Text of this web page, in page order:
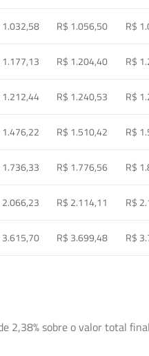
1.032,58 R$ 1.056,50 R$
1.177,13 R$ 1.204,40 R$
1.212,44 R$ 1.240,53 R$
1.476,22 R$ 1.510,42 R$
1.736,33 R$ 1.776,56 R$
2.066,23 R$ 2.114,11 R$
3.615,70 R$ 3.699,48 R$
2,38% sobre o valor total final